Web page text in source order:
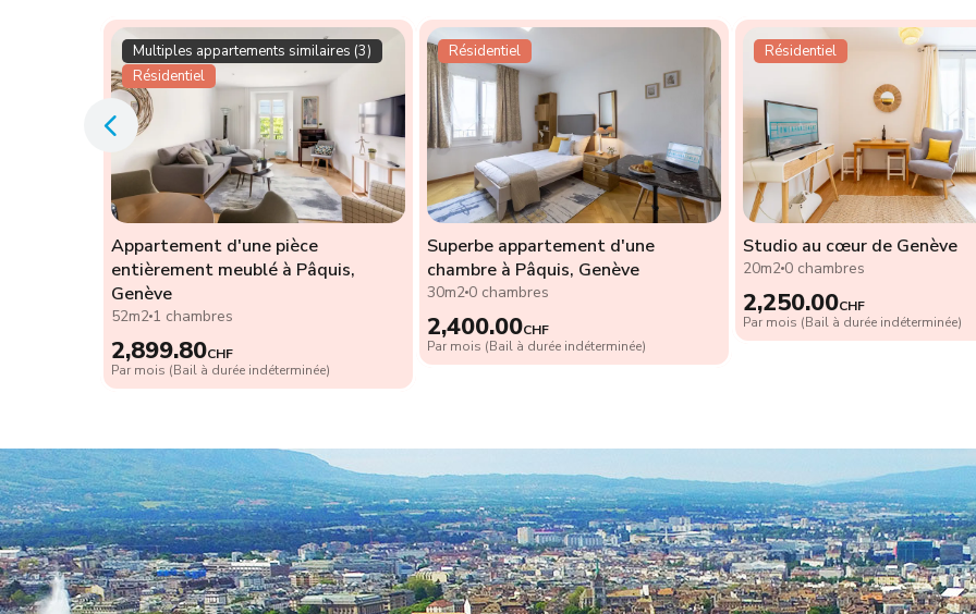
Multiples appartements similaires (3)
Résidentiel
Appartement d'une pièce
entièrement meublé à Pâquis,
Genève
52m2 1 chambres
2,899.80CHF
Par mois (Bail à durée indéterminée)
Résidentiel
Superbe appartement d'une
chambre à Pâquis, Genève
30m2 0 chambres
2,400.00CHF
Par mois (Bail à durée indéterminée)
Résidentiel
Studio au cœur de Genève
20m2 0 chambres
2,250.00CHF
Par mois (Bail à durée indéterminée)